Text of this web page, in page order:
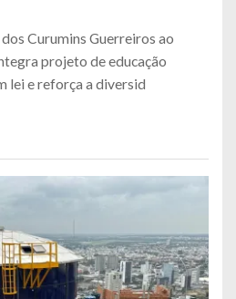
Curumins Guerreiros ao
projeto de educação
lei e reforça a diversid